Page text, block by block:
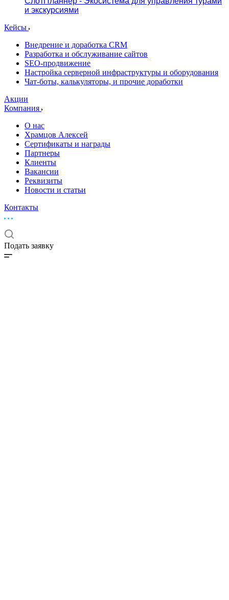
и экскурсиями
Кейсы
Внедрение и доработка CRM
Разработка и обслуживание сайтов
SEO-продвижение
Настройка серверной инфраструктуры и оборудования
Чат-боты, калькуляторы, и прочие доработки
Акции
Компания
О нас
Храмцов Алексей
Сертификаты и награды
Партнеры
Клиенты
Вакансии
Реквизиты
Новости и статьи
Контакты
Подать заявку